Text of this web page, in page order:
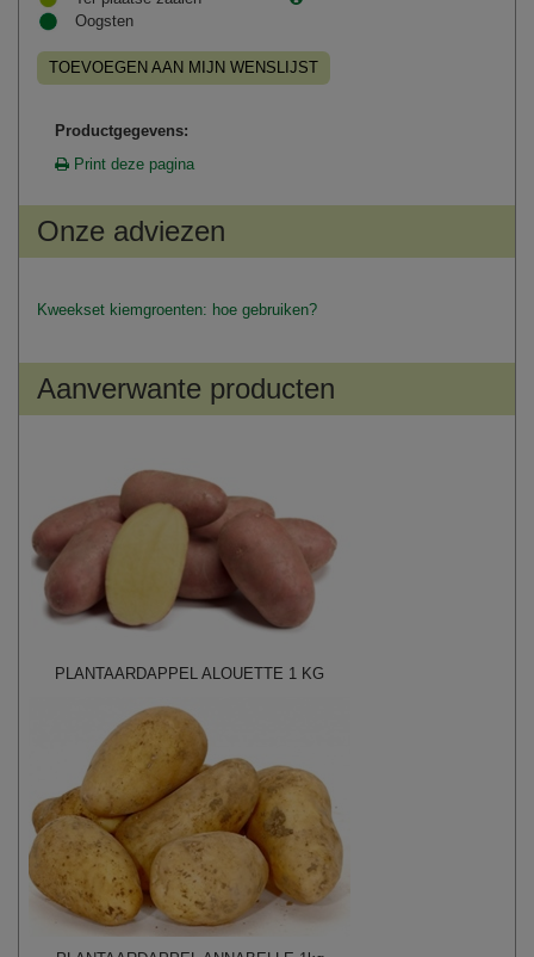
Oogsten
TOEVOEGEN AAN MIJN WENSLIJST
Productgegevens:
Print deze pagina
Onze adviezen
Kweekset kiemgroenten: hoe gebruiken?
Aanverwante producten
PLANTAARDAPPEL ALOUETTE 1 KG